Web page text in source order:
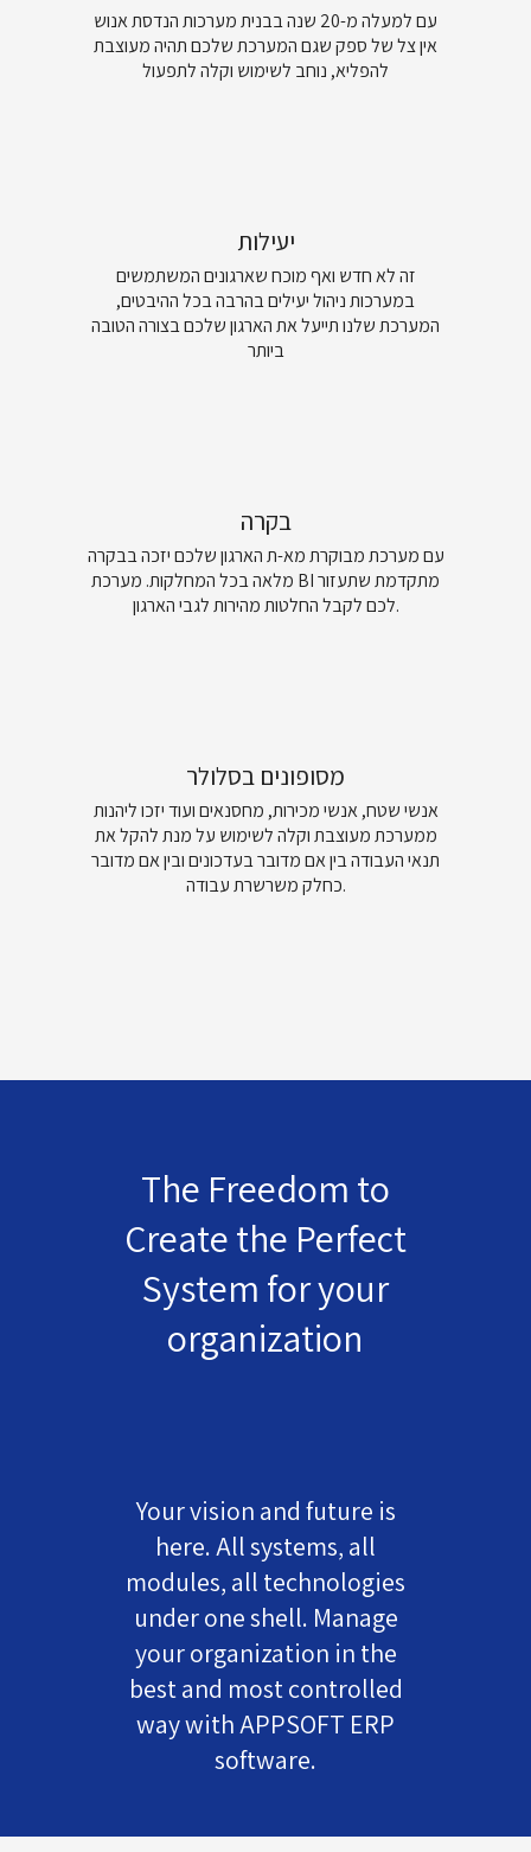
עם למעלה מ-20 שנה בבנית מערכות הנדסת אנוש
אין צל של ספק שגם המערכת שלכם תהיה מעוצבת
להפליא, נוחב לשימוש וקלה לתפעול
יעילות
זה לא חדש ואף מוכח שארגונים המשתמשים
במערכות ניהול יעילים בהרבה בכל ההיבטים,
המערכת שלנו תייעל את הארגון שלכם בצורה הטובה
ביותר
בקרה
עם מערכת מבוקרת מא-ת הארגון שלכם יזכה בבקרה
מלאה בכל המחלקות. מערכת BI מתקדמת שתעזור
לכם לקבל החלטות מהירות לגבי הארגון.
מסופונים בסלולר
אנשי שטח, אנשי מכירות, מחסנאים ועוד יזכו ליהנות
ממערכת מעוצבת וקלה לשימוש על מנת להקל את
תנאי העבודה בין אם מדובר בעדכונים ובין אם מדובר
כחלק משרשרת עבודה.
The Freedom to
Create the Perfect
System for your
organization
Your vision and future is
here. All systems, all
modules, all technologies
under one shell. Manage
your organization in the
best and most controlled
way with APPSOFT ERP
software.